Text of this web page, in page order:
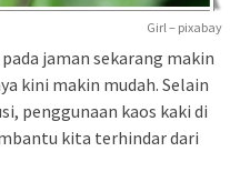
Girl – pixabay
jaman sekarang makin
kini makin mudah. Selain
penggunaan kaos kaki di
kita terhindar dari